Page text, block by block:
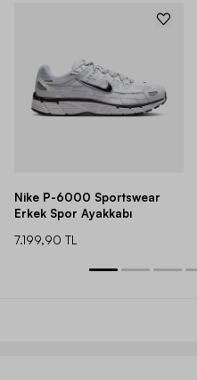
Nike P-6000 Sportswear
Erkek Spor Ayakkabı
7.199,90 TL